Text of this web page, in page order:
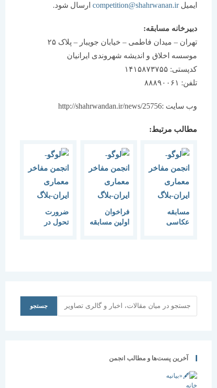
competition@shahrwanan.irارسال شود.
دبیرخانه مسابقه:
تهران – میدان فاطمی – خیابان جویبار – پلاک ۲۵
موسسه اخلاق و اندیشه شهروندی ایرانیان
کدپستی: ۱۴۱۵۸۷۳۷۵۵
وب سایت :‌http://shahrwandan.ir/news/25756
مطالب مرتبط:
مسابقه
عکاسی
فراخوان
اولین مسابقه
ضرورت
تحول در
جستجو
آخرین پست‌ها و مطالب انجمن